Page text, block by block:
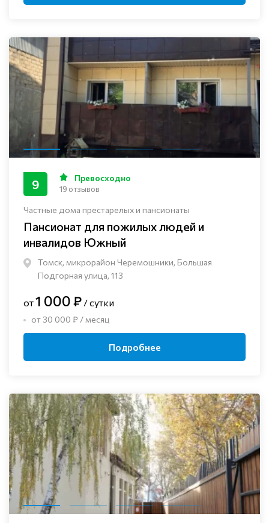
Частные дома престарелых и пансионаты
Пансионат для пожилых людей и
инвалидов Южный
Томск, микрорайон Черемошники, Большая
Подгорная улица, 113
9 Превосходно
19 отзывов
от1 000 ₽ / сутки
от 30 000 ₽ / месяц
Подробнее